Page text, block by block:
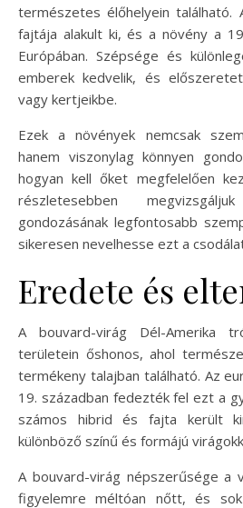
természetes élőhelyein található.
fajtája alakult ki, és a növény a
Európában. Szépsége és
emberek kedvelik, és
vagy kertjeikbe.
Ezek a növények nemcsak
hanem viszonylag könnyen
hogyan kell őket megfelelően
részletesebben
gondozásának legfontosabb
sikeresen nevelhesse ezt a
Eredete és
A bouvard-virág Dél-Amerika
területein őshonos, ahol
termékeny talajban található. Az
19. században fedezték fel ezt a
számos hibrid és fajta került
különböző színű és formájú
A bouvard-virág népszerűsége a
figyelemre méltóan nőtt, és